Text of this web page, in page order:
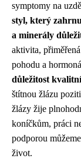
symptomy na
styl, který
a minerály
aktivita,
pohodu a
důležitost
štítnou žlázu
žlázy žije
koníčkům, práci
podporou
život.